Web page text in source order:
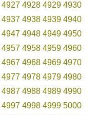
4927 4928 4929 4930
4937 4938 4939 4940
4947 4948 4949 4950
4957 4958 4959 4960
4967 4968 4969 4970
4977 4978 4979 4980
4987 4988 4989 4990
4997 4998 4999 5000